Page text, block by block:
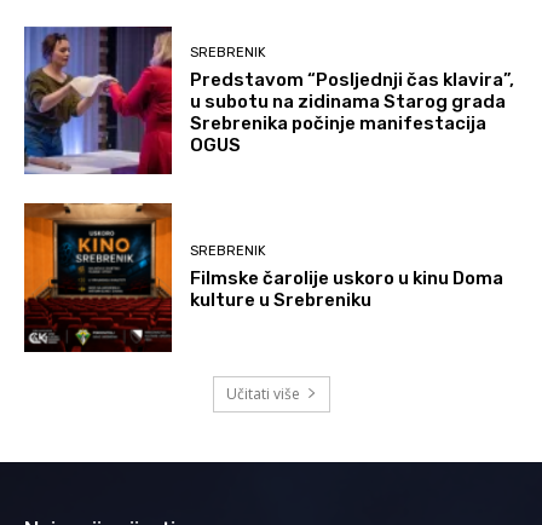
SREBRENIK
Predstavom “Posljednji čas klavira”,
u subotu na zidinama Starog grada
Srebrenika počinje manifestacija
OGUS
SREBRENIK
Filmske čarolije uskoro u kinu Doma
kulture u Srebreniku
Učitati više